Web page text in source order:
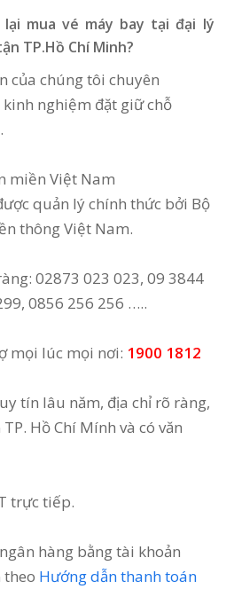
lại mua vé máy bay tại đại lý
TP.Hồ Chí Minh?
của chúng tôi chuyên
nghiệm đặt giữ chỗ
miền Việt Nam
quản lý chính thức bởi Bộ
thông Việt Nam.
02873 023 023, 09 3844
0856 256 256 …..
mọi lúc mọi nơi: 1900 1812
tín lâu năm, địa chỉ rõ ràng,
Hồ Chí Mính và có văn
trực tiếp.
hàng bằng tài khoản
theo Hướng dẫn thanh toán